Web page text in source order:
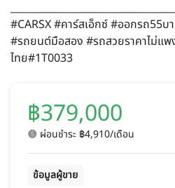
#CARSX #คาร์สเอ็กซ์ #ออกรถ55
#รถยนต์มือสอง #รถสวยราคาไม่แ
ไทย#1T0033
฿379,000
ผ่อนชำระ ฿4,910/เดือน
ข้อมูลผู้ขาย